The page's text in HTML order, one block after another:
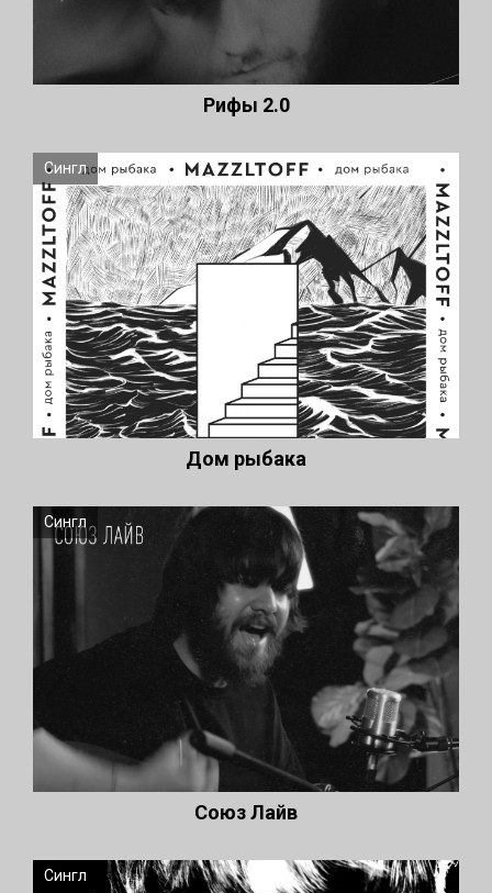
Рифы 2.0
Сингл
Дом рыбака
Сингл
Союз Лайв
Сингл